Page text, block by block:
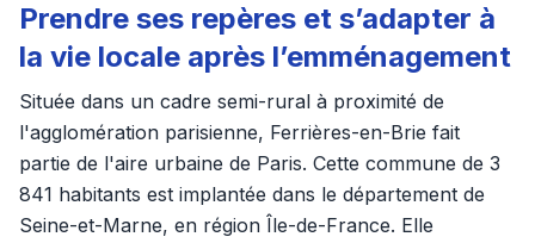
Prendre ses repères et s’adapter à
la vie locale après l’emménagement
Située dans un cadre semi-rural à proximité de
l'agglomération parisienne, Ferrières-en-Brie fait
partie de l'aire urbaine de Paris. Cette commune de 3
841 habitants est implantée dans le département de
Seine-et-Marne, en région Île-de-France. Elle